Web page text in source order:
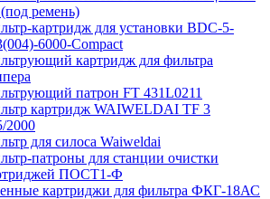
ремень)
картридж для установки BDC-5-
6000-Compact
картридж для фильтра
патрон FT 431L0211
картридж WAIWELDAI TF 3
2000
для силоса Waiweldai
патроны для станции очистки
ПОСТ1-Ф
картриджи для фильтра ФКГ-18АС